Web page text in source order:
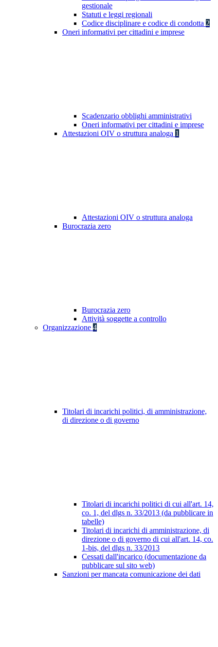
gestionale
Statuti e leggi regionali
Codice disciplinare e codice di condotta 2
Oneri informativi per cittadini e imprese
Scadenzario obblighi amministrativi
Oneri informativi per cittadini e imprese
Attestazioni OIV o struttura analoga 1
Attestazioni OIV o struttura analoga
Burocrazia zero
Burocrazia zero
Attività soggette a controllo
Organizzazione 4
Titolari di incarichi politici, di amministrazione,
di direzione o di governo
Titolari di incarichi politici di cui all'art. 14,
co. 1, del dlgs n. 33/2013 (da pubblicare in
tabelle)
Titolari di incarichi di amministrazione, di
direzione o di governo di cui all'art. 14, co.
1-bis, del dlgs n. 33/2013
Cessati dall'incarico (documentazione da
pubblicare sul sito web)
Sanzioni per mancata comunicazione dei dati